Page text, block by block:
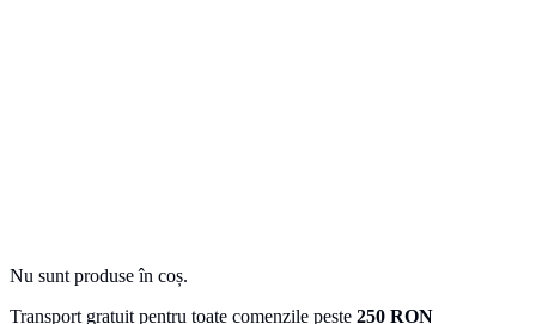
Nu sunt produse în coș.
Transport gratuit pentru toate comenzile peste 250 RON